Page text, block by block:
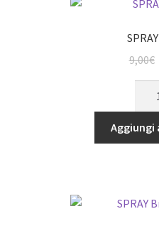
9,00€
Aggiungi